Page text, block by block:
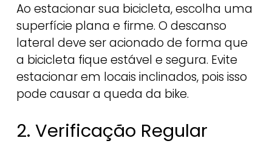
Ao estacionar sua bicicleta, escolha uma
superfície plana e firme. O descanso
lateral deve ser acionado de forma que
a bicicleta fique estável e segura. Evite
estacionar em locais inclinados, pois isso
pode causar a queda da bike.
2. Verificação Regular